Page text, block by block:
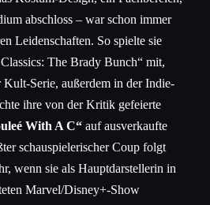
abschloss – war schon immer
Leidenschaften. So spielte sie
The Brady Bunch“ mit,
Kult-Serie, außerdem in der Indie-
ihre von der Kritik gefeierte
With A C“ auf ausverkaufte
schauspielerischer Coup folgt
wenn sie als Hauptdarstellerin in
Marvel/Disney+-Show